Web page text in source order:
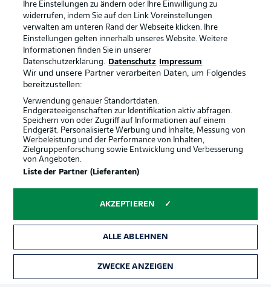
Rechtliche Hinweise
Datenschutz Nutzungsbedingungen
Kontakt
Jobs Impressum
AGB
Ihre Einstellungen zu ändern oder Ihre Einwilligung zu
widerrufen, indem Sie auf den Link Voreinstellungen
verwalten am unteren Rand der Webseite klicken. Ihre
Einstellungen gelten innerhalb unseres Website. Weitere
Informationen finden Sie in unserer
Datenschutzerklärung.
Datenschutz Impressum
Wir und unsere Partner verarbeiten Daten, um Folgendes
bereitzustellen:
Verwendung genauer Standortdaten.
Endgeräteeigenschaften zur Identifikation aktiv abfragen.
Speichern von oder Zugriff auf Informationen auf einem
Endgerät. Personalisierte Werbung und Inhalte, Messung von
Werbeleistung und der Performance von Inhalten,
Zielgruppenforschung sowie Entwicklung und Verbesserung
von Angeboten.
Liste der Partner (Lieferanten)
AKZEPTIEREN
ALLE ABLEHNEN
ZWECKE ANZEIGEN